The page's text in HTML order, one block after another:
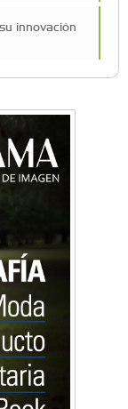
innovación
en avión lo
necesitan
con
más:
y